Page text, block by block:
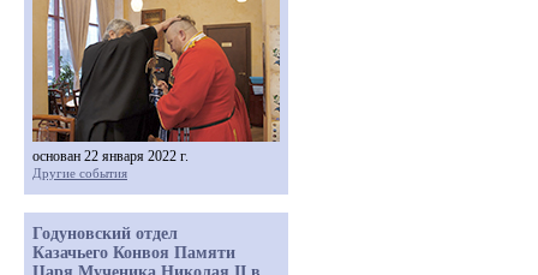
основан 22 января 2022 г.
Другие события
Годуновский отдел
Казачьего Конвоя Памяти